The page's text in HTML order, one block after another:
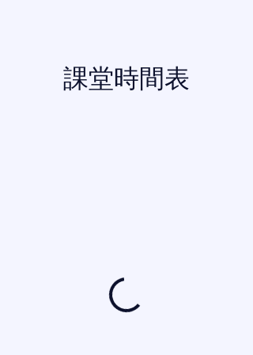
課堂時間表